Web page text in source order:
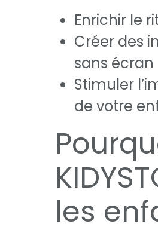
Enrichir le
Créer des
sans écran
Stimuler
de votre
les